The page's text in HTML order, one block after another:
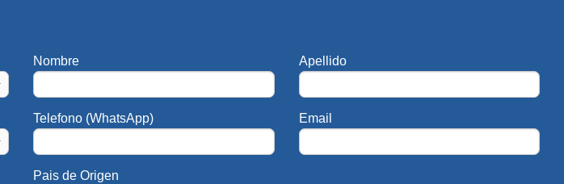
Nombre Apellido
Telefono (WhatsApp) Email
Pais de Origen